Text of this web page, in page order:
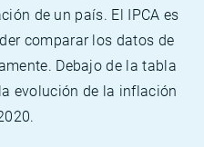
de un país. El IPCA es
comparar los datos de
Debajo de la tabla
evolución de la inflación